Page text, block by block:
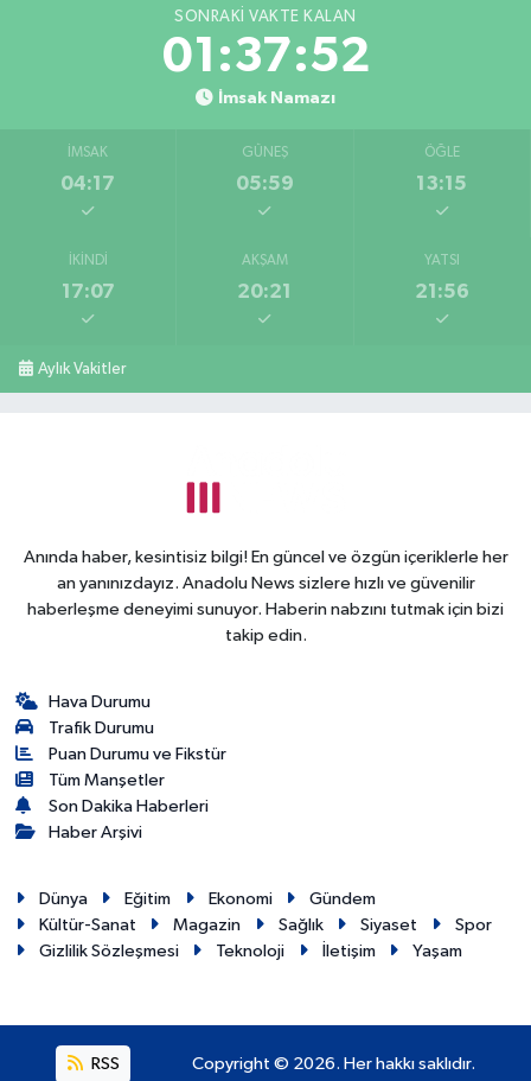
SONRAKI VAKTE KALAN
01:37:52
İmsak Namazı
İMSAK
04:17
GÜNEŞ
05:59
ÖĞLE
13:15
İKINDI
17:07
AKŞAM
20:21
YATSI
21:56
Aylık Vakitler
Anında haber, kesintisiz bilgi! En güncel ve özgün içeriklerle her
an yanınızdayız. Anadolu News sizlere hızlı ve güvenilir
haberleşme deneyimi sunuyor. Haberin nabzını tutmak için bizi
takip edin.
Hava Durumu
Trafik Durumu
Puan Durumu ve Fikstür
Tüm Manşetler
Son Dakika Haberleri
Haber Arşivi
Dünya Eğitim Ekonomi
Gündem
Kültür-Sanat
Magazin Sağlık Siyaset
Spor
Gizlilik Sözleşmesi
Teknoloji İletişim Yaşam
RSS Copyright © 2026. Her hakkı saklıdır.